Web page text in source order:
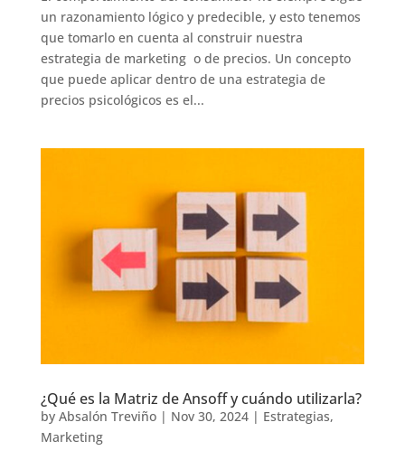
un razonamiento lógico y predecible, y esto tenemos
que tomarlo en cuenta al construir nuestra
estrategia de marketing o de precios. Un concepto
que puede aplicar dentro de una estrategia de
precios psicológicos es el...
¿Qué es la Matriz de Ansoff y cuándo utilizarla?
by Absalón Treviño| Nov 30, 2024| Estrategias,
Marketing